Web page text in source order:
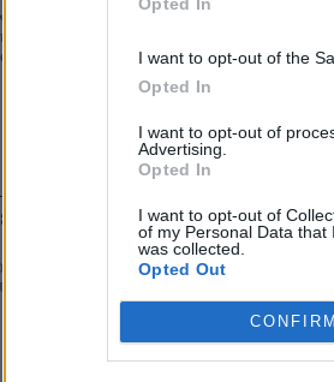
I want to opt-out of the
Opted In
I want to opt-out of
Advertising.
Opted In
I want to opt-out of
of my Personal Data that
was collected.
Opted Out
CONFIRM
Τάρτι, Ευρειακή και Σκάλα
αυτόνομης πρόσβασης
Ισίδωρο, 2η Καντίνα Αεροδρομίου
εξαπλώνεται και η
διακοπές
και κοντά στον Μόλυβο, ενώ η
κτηνιάτρων δημιουργεί σοβαρά
της νόσου